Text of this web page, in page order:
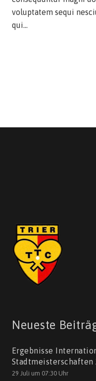
voluptatem sequi
qui…
Neueste
Ergebnisse
Stadtmeisterschaften
29 Juli um 07:30 Uhr